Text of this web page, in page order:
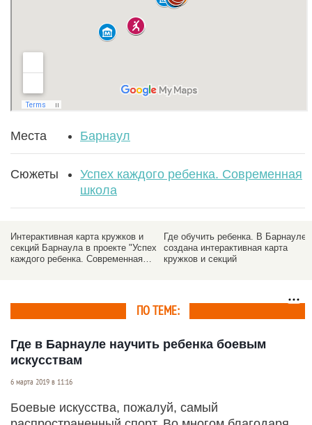
Места Барнаул
Сюжеты
Успех каждого ребенка. Современная
школа
Интерактивная карта кружков и
секций Барнаула в проекте "Успех
каждого ребенка. Современная
Где обучить ребенка. В Барнауле
создана интерактивная карта
кружков и секций
ПО ТЕМЕ:
Где в Барнауле научить ребенка боевым
искусствам
6 марта 2019 в 11:16
Боевые искусства, пожалуй, самый